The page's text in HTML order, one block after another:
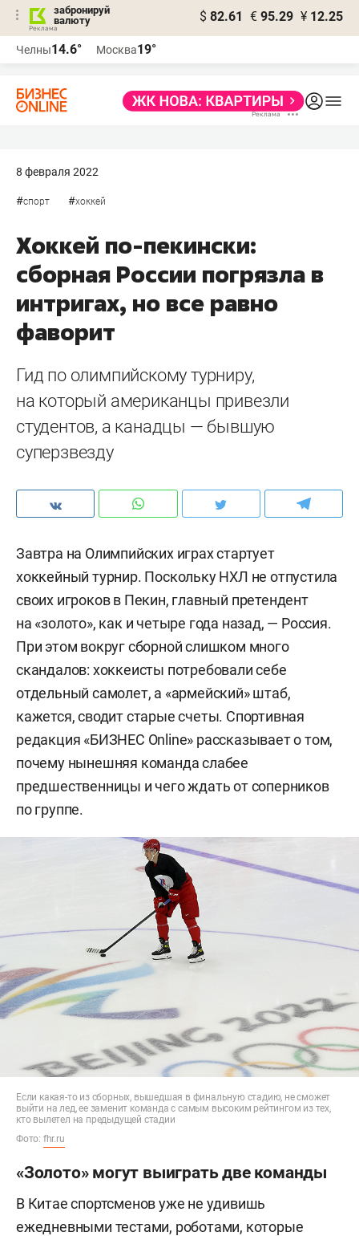
забронируй
валюту
$ 82.61 € 95.29 ¥ 12.25
Челны14.6° Москва19°
8 февраля 2022
#спорт #хоккей
Хоккей по-пекински:
сборная России погрязла в
интригах, но все равно
фаворит
Гид по олимпийскому турниру,
на который американцы привезли
студентов, а канадцы — бывшую
суперзвезду
Завтра на Олимпийских играх стартует
хоккейный турнир. Поскольку НХЛ не отпустила
своих игроков в Пекин, главный претендент
на «золото», как и четыре года назад, — Россия.
При этом вокруг сборной слишком много
скандалов: хоккеисты потребовали себе
отдельный самолет, а «армейский» штаб,
кажется, сводит старые счеты. Спортивная
редакция «БИЗНЕС Online» рассказывает о том,
почему нынешняя команда слабее
предшественницы и чего ждать от соперников
по группе.
Если какая-то из сборных, вышедшая в финальную стадию, не сможет
выйти на лед, ее заменит команда с самым высоким рейтингом из тех,
кто вылетел на предыдущей стадии
Фото: fhr.ru
«Золото» могут выиграть две команды
В Китае спортсменов уже не удивишь
ежедневными тестами, роботами, которые